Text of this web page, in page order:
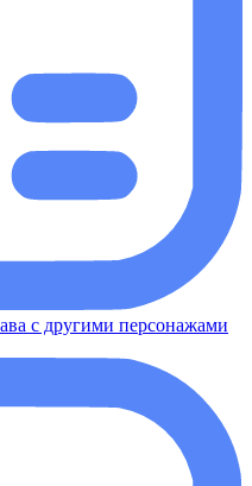
с другими персонажами